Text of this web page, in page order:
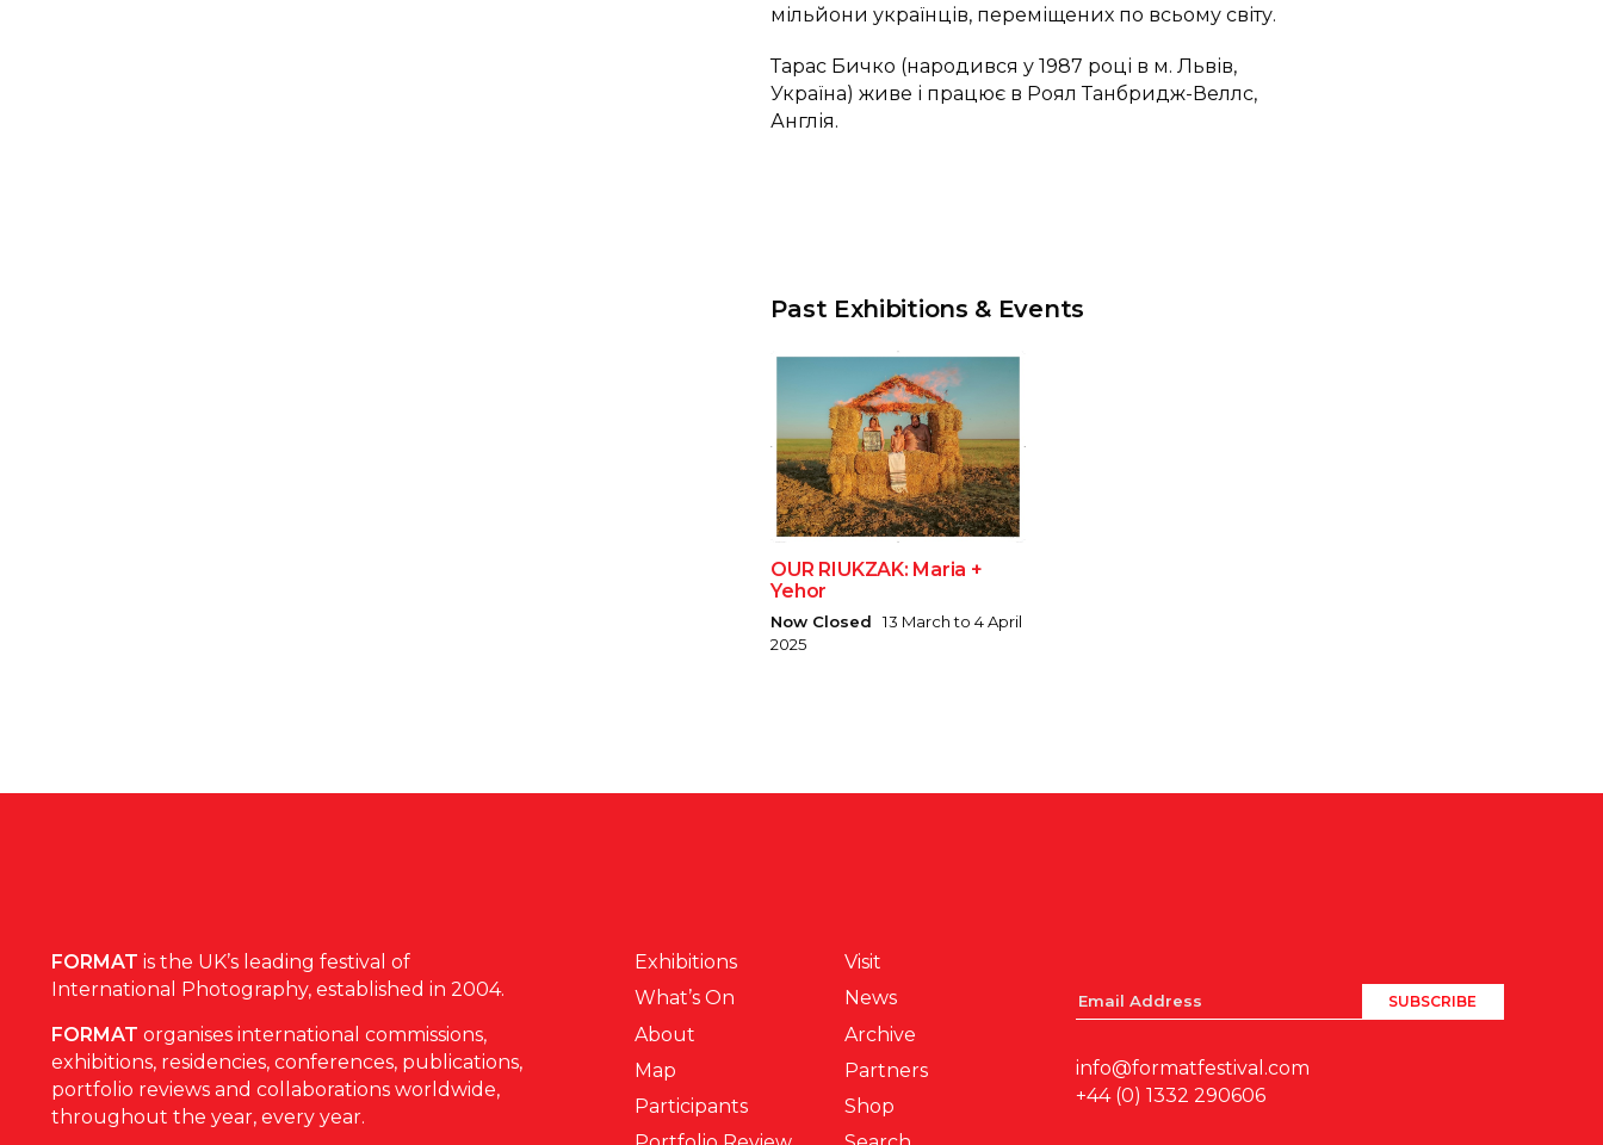
мільйони українців, переміщених по всьому світу.
Тарас Бичко (народився у 1987 році в м. Львів,
Україна) живе і працює в Роял Танбридж-Веллс,
Англія.
Past Exhibitions & Events
OUR RIUKZAK: Maria +
Yehor
Now Closed 13 March to 4 April
2025
FORMAT is the UK’s leading festival of
International Photography, established in 2004.
FORMAT organises international commissions,
exhibitions, residencies, conferences, publications,
portfolio reviews and collaborations worldwide,
throughout the year, every year.
Exhibitions
What’s On
About
Map
Participants
Visit
News
Archive
Partners
Shop
info@formatfestival.com
+44 (0) 1332 290606